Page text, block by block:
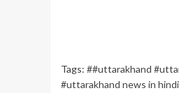
Tags: ##uttarakhand
#uttarakhand news in hindi